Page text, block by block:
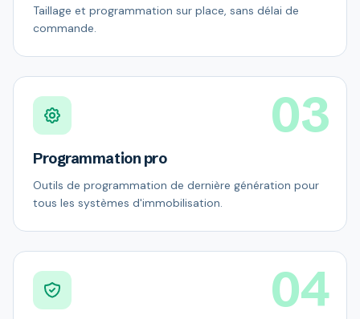
Taillage et programmation sur place, sans délai de
commande.
03
Programmation pro
Outils de programmation de dernière génération pour
tous les systèmes d'immobilisation.
04